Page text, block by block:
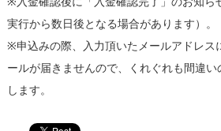
実行から数日後となる場合があります）。
※申込みの際、入力頂いたメールアドレス
ールが届きませんので、くれぐれも間違
します。